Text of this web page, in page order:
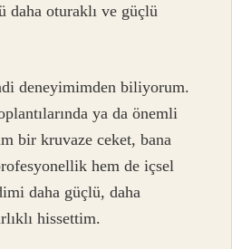
daha oturaklı ve güçlü
deneyimimden biliyorum.
ya da önemli
bir kruvaze ceket, bana
hem de içsel
daha güçlü, daha
hissettim.